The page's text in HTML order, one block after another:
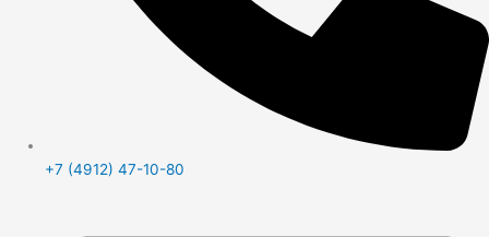
+7 (4912) 47-10-80